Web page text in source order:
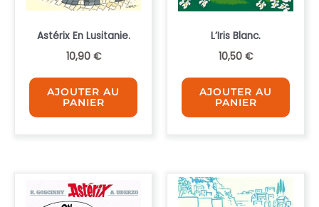
Astérix En Lusitanie.
10,90 €
AJOUTER AU
PANIER
L’Iris Blanc.
10,50 €
AJOUTER AU
PANIER